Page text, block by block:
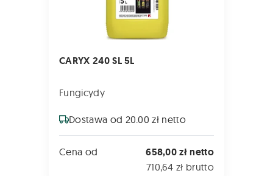
CARYX 240 SL 5L
Fungicydy
Dostawa od 20.00 zł netto
Cena od 658,00 zł netto
710,64 zł brutto